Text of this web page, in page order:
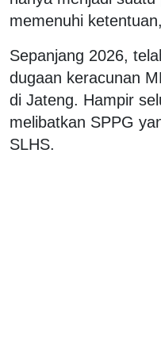
memenuhi
Sepanjang 2026,
dugaan keracunan
di Jateng. Hampir
melibatkan SPPG
SLHS.